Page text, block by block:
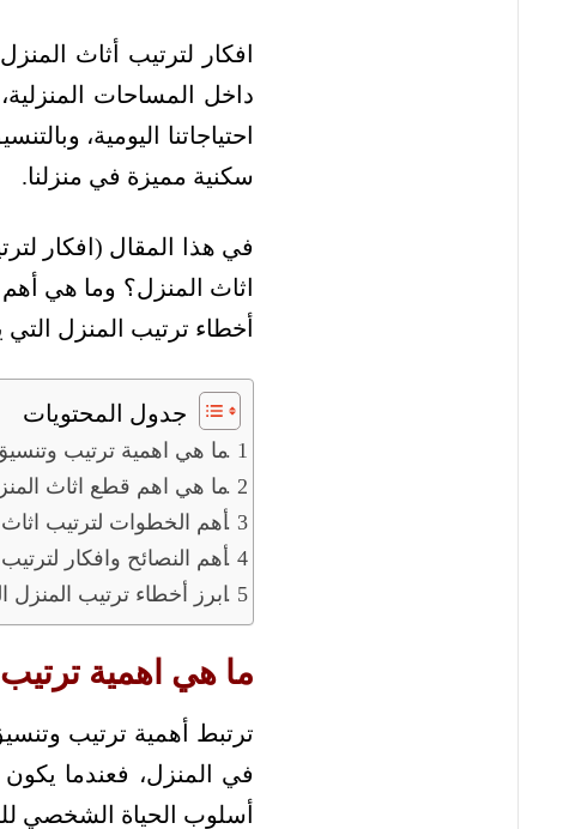
افكار لترتيب أثاث
داخل المساحات
احتياجاتنا اليومية،
سكنية مميزة في منزلنا.
في هذا المقال (افكار
اثاث المنزل؟ وما هي
أخطاء ترتيب المنزل
جدول المحتويات
ما هي اهمية ترتيب
ما هي اهم قطع اثاث
أهم الخطوات لترتيب اثاث
أهم النصائح وافكار
ابرز أخطاء ترتيب المنزل
ما هي اهمية
ترتبط أهمية ترتيب
في المنزل، فعندما
أسلوب الحياة الشخصي